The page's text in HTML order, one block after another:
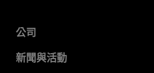
公司
關於 AMD
新聞與活動